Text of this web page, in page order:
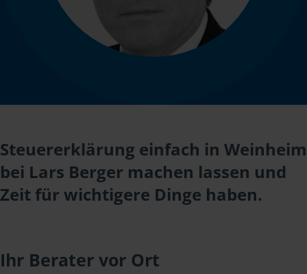
Steuererklärung einfach in Weinheim
bei Lars Berger machen lassen und
Zeit für wichtigere Dinge haben.
Ihr Berater vor Ort